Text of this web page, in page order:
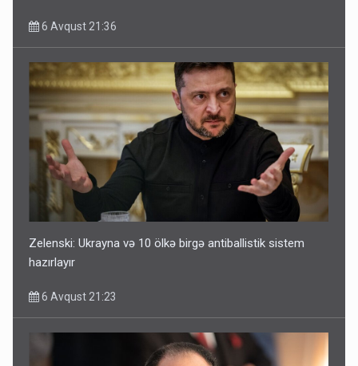
6 Avqust 21:36
Zelenski: Ukrayna və 10 ölkə birgə antiballistik sistem
hazırlayır
6 Avqust 21:23